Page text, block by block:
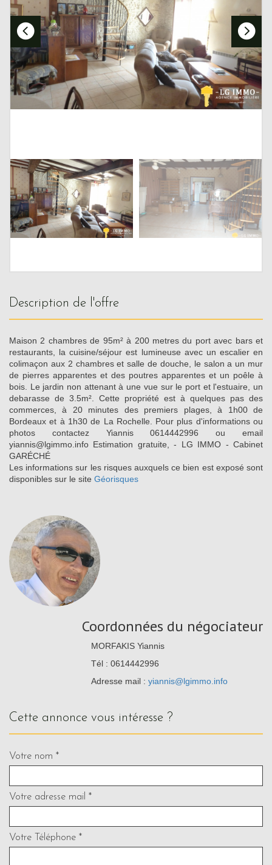
description de l'offre
Maison 2 chambres de 95m² à 200 metres du port avec bars et
restaurants, la cuisine/séjour est lumineuse avec un escalier en
colimaçon aux 2 chambres et salle de douche, le salon a un mur
de pierres apparentes et des poutres apparentes et un poêle à
bois. Le jardin non attenant à une vue sur le port et l'estuaire, un
debarasse de 3.5m². Cette propriété est à quelques pas des
commerces, à 20 minutes des premiers plages, à 1h00 de
Bordeaux et à 1h30 de La Rochelle. Pour plus d'informations ou
photos contactez Yiannis 0614442996 ou email
yiannis@lgimmo.info Estimation gratuite, - LG IMMO - Cabinet
GARÉCHÉ
Les informations sur les risques auxquels ce bien est exposé sont
disponibles sur le site Géorisques
Coordonnées du négociateur
MORFAKIS Yiannis
Tél : 0614442996
Adresse mail : yiannis@lgimmo.info
cette annonce vous intéresse ?
Votre nom *
Votre adresse mail *
Votre Téléphone *